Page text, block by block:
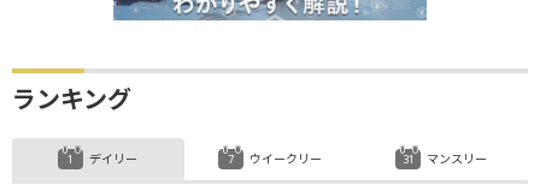
ランキング
デイリー ウイークリー マンスリー